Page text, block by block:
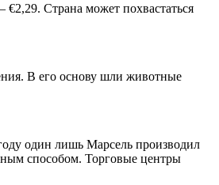
Страна может похвастаться
В его основу шли животные
один лишь Марсель производил
способом. Торговые центры